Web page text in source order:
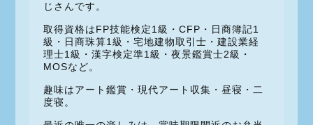
じさんです。
取得資格はFP技能検定1級・CFP・日商簿記1
級・日商珠算1級・宅地建物取引士・建設業経
理士1級・漢字検定準1級・夜景鑑賞士2級・
MOSなど。
趣味はアート鑑賞・現代アート収集・昼寝・二
度寝。